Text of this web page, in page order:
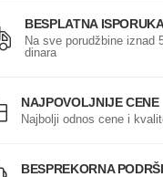
BESPLATNA
Na sve porudžbine iznad
dinara
NAJPOVOLJNIJE CENE
Najbolji odnos cene i
BESPREKORNA